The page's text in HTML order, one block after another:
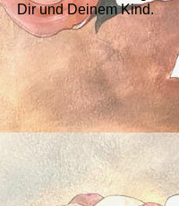
Dir und Deinem Kind.